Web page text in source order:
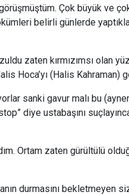
Çok büyük ve
belirli günlerde
zaten kırmızımsı olan
Hoca’yı (Halis Kahraman)
sanki gavur malı bu
diye ustabaşını
Ortam zaten gürültülü
durmasını bekletmeyen